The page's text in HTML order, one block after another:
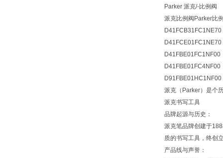
Parker 派克/-比例阀
派克比例阀Parker比
D41FCB31FC1NE70
D41FCE01FC1NE70
D41FBE01FC1NF00
D41FBE01FC4NF00
D91FBE01HC1NF00
派克（Parker）是个
派克书写工具
品牌起源与历史：
派克笔品牌创建于
质的书写工具，终创
产品线与声誉：